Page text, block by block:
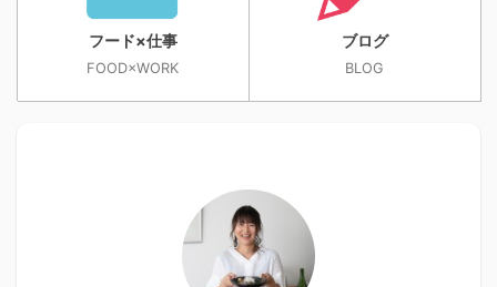
フード×仕事
FOOD×WORK
ブログ
BLOG